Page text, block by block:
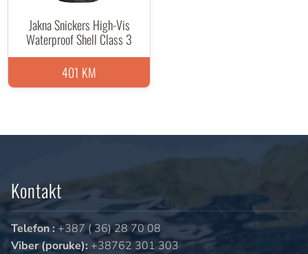
Jakna Snickers High-Vis
Waterproof Shell Class 3
401 KM
Kontakt
Telefon : +387 ( 36) 28 70 08
Viber (poruke): +38762 301 303